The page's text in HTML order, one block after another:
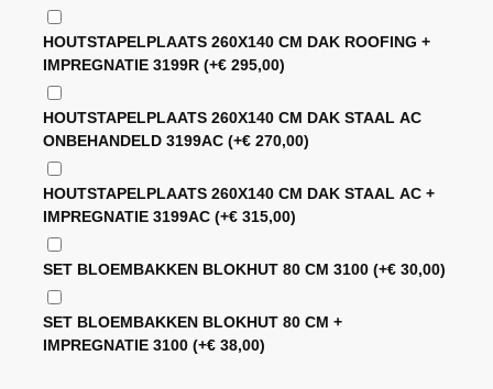
HOUTSTAPELPLAATS 260X140 CM DAK ROOFING +
IMPREGNATIE 3199R(+€ 295,00)
HOUTSTAPELPLAATS 260X140 CM DAK STAAL AC
ONBEHANDELD 3199AC(+€ 270,00)
HOUTSTAPELPLAATS 260X140 CM DAK STAAL AC +
IMPREGNATIE 3199AC(+€ 315,00)
SET BLOEMBAKKEN BLOKHUT 80 CM 3100(+€ 30,00)
SET BLOEMBAKKEN BLOKHUT 80 CM +
IMPREGNATIE 3100(+€ 38,00)